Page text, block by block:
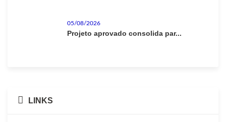
05/08/2026
Projeto aprovado consolida par...
LINKS